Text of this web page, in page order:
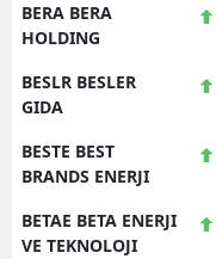
BERA BERA
HOLDING
BESLR BESLER
GIDA
BESTE BEST
BRANDS ENERJI
BETAE BETA ENERJI
VE TEKNOLOJI